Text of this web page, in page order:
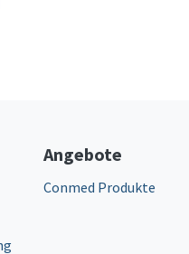
Angebote
Conmed Produkte